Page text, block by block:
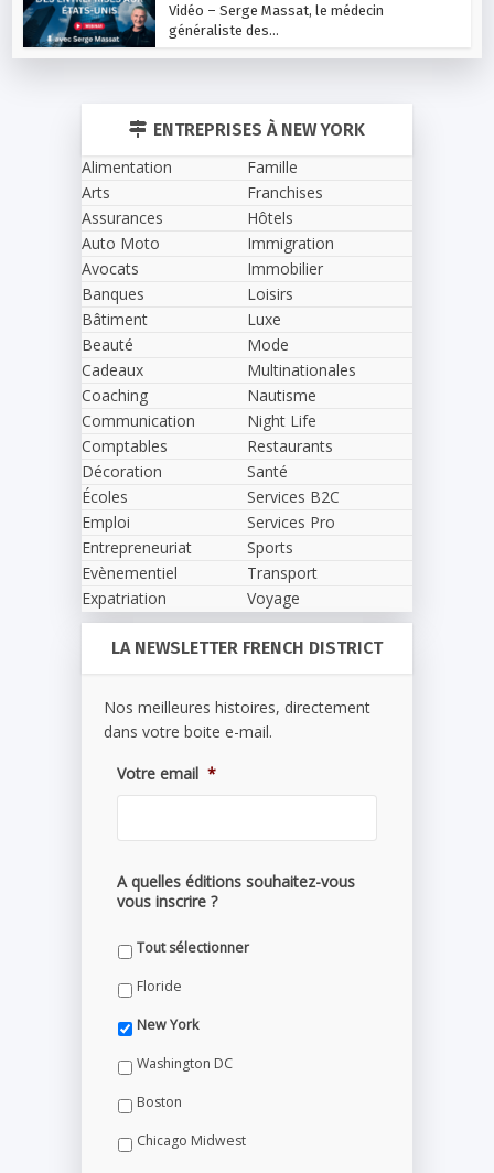
Vidéo – Serge Massat, le médecin
généraliste des...
ENTREPRISES À NEW YORK
Alimentation
Arts
Assurances
Auto Moto
Avocats
Banques
Bâtiment
Beauté
Cadeaux
Coaching
Communication
Comptables
Décoration
Écoles
Emploi
Entrepreneuriat
Evènementiel
Expatriation
Famille
Franchises
Hôtels
Immigration
Immobilier
Loisirs
Luxe
Mode
Multinationales
Nautisme
Night Life
Restaurants
Santé
Services B2C
Services Pro
Sports
Transport
Voyage
LA NEWSLETTER FRENCH DISTRICT
Nos meilleures histoires, directement
dans votre boite e-mail.
Votre email *
A quelles éditions souhaitez-vous
vous inscrire ?
Tout sélectionner
Floride
New York
Washington DC
Boston
Chicago Midwest